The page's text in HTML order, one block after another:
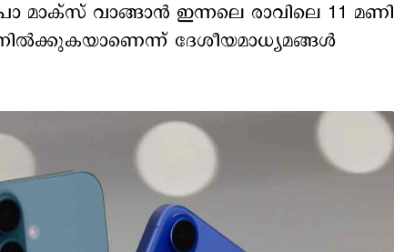
വാങ്ങാന്‍ ഇന്നലെ രാവിലെ 11 മണി
ദേശീയമാധ്യമങ്ങള്‍